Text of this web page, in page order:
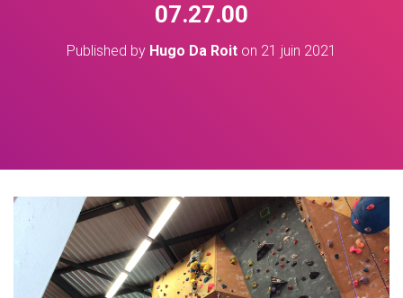
07.27.00
Published by Hugo Da Roit on 21 juin 2021